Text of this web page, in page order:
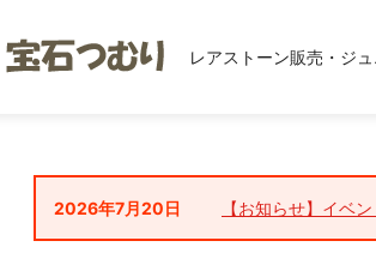
レアストーン販売・ジ
2026年7月20日 【お知らせ】イベ